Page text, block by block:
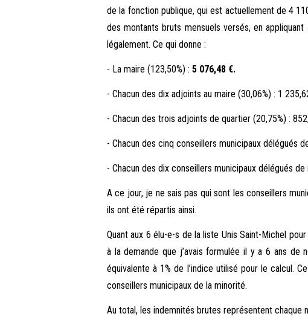
de la fonction publique, qui est actuellement de 4
des montants bruts mensuels versés, en
légalement. Ce qui donne :
- La maire (123,50%) : 5 076,48 €.
- Chacun des dix adjoints au maire (30,06%) : 1
- Chacun des trois adjoints de quartier (20,75%) :
- Chacun des cinq conseillers municipaux délégués
- Chacun des dix conseillers municipaux délégués de
A ce jour, je ne sais pas qui sont les conseillers
ils ont été répartis ainsi.
Quant aux 6 élu-e-s de la liste Unis Saint-Michel
à la demande que j’avais formulée il y a 6 ans de
équivalente à 1% de l’indice utilisé pour le calcul.
conseillers municipaux de la minorité.
Au total, les indemnités brutes représentent